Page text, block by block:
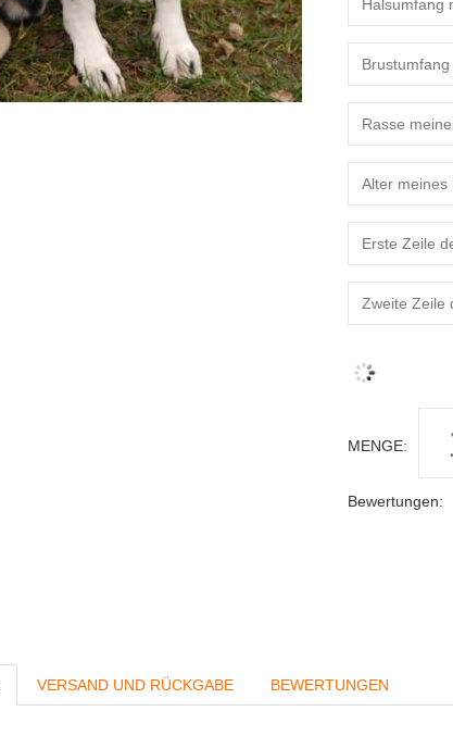
MENGE:
Bewertungen:
VERSAND UND RÜCKGABE BEWERTUNGEN